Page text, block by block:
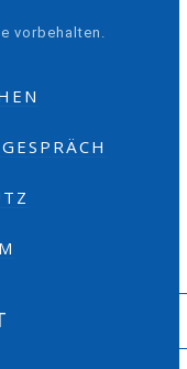
vorbehalten.